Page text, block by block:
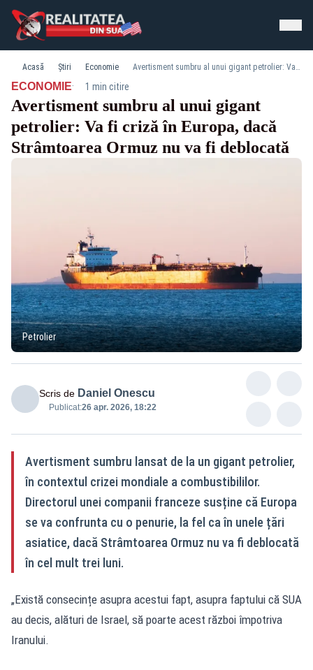
Acasă Știri Economie Avertisment sumbru al unui gigant petrolier: Va fi criză în Europa, dacă Strâmtoarea Ormuz nu va fi deblocată
ECONOMIE· 1 min citire
Avertisment sumbru al unui gigant
petrolier: Va fi criză în Europa, dacă
Strâmtoarea Ormuz nu va fi deblocată
Petrolier
Scris de Daniel Onescu
Publicat:26 apr. 2026, 18:22
Avertisment sumbru lansat de la un gigant petrolier,
în contextul crizei mondiale a combustibililor.
Directorul unei companii franceze susține că Europa
se va confrunta cu o penurie, la fel ca în unele țări
asiatice, dacă Strâmtoarea Ormuz nu va fi deblocată
în cel mult trei luni.
„Există consecințe asupra acestui fapt, asupra faptului că SUA
au decis, alături de Israel, să poarte acest război împotriva
Iranului.